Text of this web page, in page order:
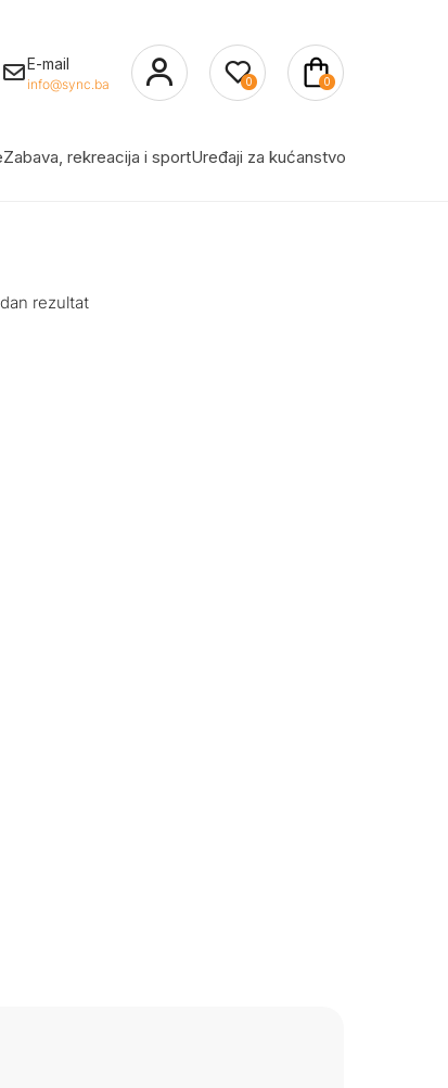
E-mail
info@sync.ba 0 0
Zabava, rekreacija i sportUređaji za kućanstvo
rezultat